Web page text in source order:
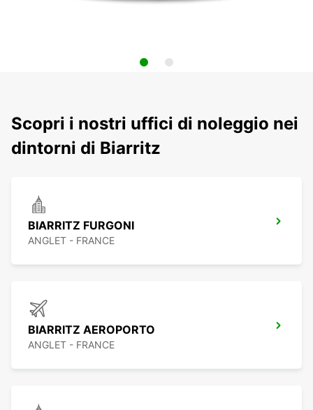
Scopri i nostri uffici di noleggio nei
dintorni di Biarritz
BIARRITZ FURGONI
ANGLET - FRANCE
BIARRITZ AEROPORTO
ANGLET - FRANCE